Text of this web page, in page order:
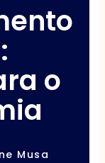
o
Musa